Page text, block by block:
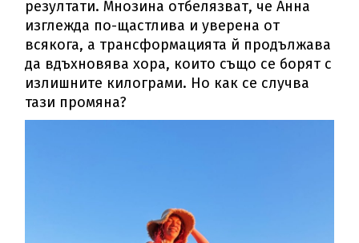
резултати. Мнозина отбелязват, че Анна
изглежда по-щастлива и уверена от
всякога, а трансформацията й продължава
да вдъхновява хора, които също се борят с
излишните килограми. Но как се случва
тази промяна?